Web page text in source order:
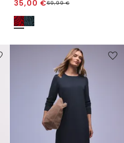
35,00 €69,99€